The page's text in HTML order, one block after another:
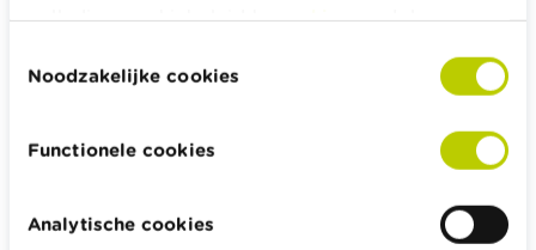
volledige cookiebeleid kan uhier raadplegen.
Noodzakelijke cookies
Functionele cookies
Analytische cookies
kunnen je duur komen te staan.
zijn voor je veiligheid of je gezondheid. Denk
behandelen of zelfs nog erger maken, remblokjes
die het remvermogen verminderen, speelgoed met